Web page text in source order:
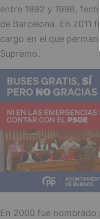
entre 1992 y 1998,
de Barcelona. En 2011
cargo en el que
Supremo.
En 2000 fue nombrado